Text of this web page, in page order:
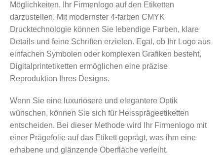
Möglichkeiten, Ihr Firmenlogo auf den Etiketten
darzustellen. Mit modernster 4-farben CMYK
Drucktechnologie können Sie lebendige Farben, klare
Details und feine Schriften erzielen. Egal, ob Ihr Logo aus
einfachen Symbolen oder komplexen Grafiken besteht,
Digitalprintetiketten ermöglichen eine präzise
Reproduktion Ihres Designs.
Wenn Sie eine luxuriösere und elegantere Optik
wünschen, können Sie sich für Heissprägeetiketten
entscheiden. Bei dieser Methode wird Ihr Firmenlogo mit
einer Prägefolie auf das Etikett geprägt, was ihm eine
erhabene und glänzende Oberfläche verleiht.